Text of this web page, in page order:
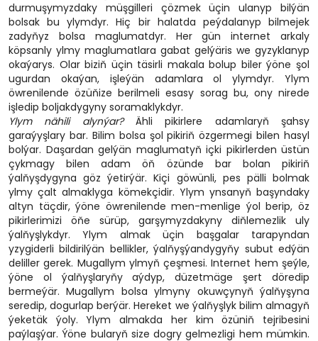
durmuşymyzdaky müşgilleri çözmek üçin ulanyp bilýän
bolsak bu ylymdyr. Hiç bir halatda peýdalanyp bilmejek
zadyňyz bolsa maglumatdyr. Her gün internet arkaly
köpsanly ylmy maglumatlara gabat gelýäris we gyzyklanyp
okaýarys. Olar biziň üçin täsirli makala bolup biler ýöne şol
ugurdan okaýan, işleýän adamlara ol ylymdyr. Ylym
öwrenilende özüňize berilmeli esasy sorag bu, ony nirede
işledip boljakdygyny soramaklykdyr.
Ylym nähili alynýar? Ähli pikirlere adamlaryň şahsy
garaýyşlary bar. Bilim bolsa şol pikiriň özgermegi bilen hasyl
bolýar. Daşardan gelýän maglumatyň içki pikirlerden üstün
çykmagy bilen adam öň özünde bar bolan pikiriň
ýalňyşdygyna göz ýetirýär. Kiçi göwünli, pes pälli bolmak
ylmy çalt almaklyga kömekçidir. Ylym ynsanyň başyndaky
altyn täçdir, ýöne öwrenilende men-menlige ýol berip, öz
pikirlerimizi öňe sürüp, garşymyzdakyny diňlemezlik uly
ýalňyşlykdyr. Ylym almak üçin başgalar tarapyndan
yzygiderli bildirilýän bellikler, ýalňyşýandygyňy subut edýän
deliller gerek. Mugallym ylmyň çeşmesi. Internet hem şeýle,
ýöne ol ýalňyşlaryňy aýdyp, düzetmäge şert döredip
bermeýär. Mugallym bolsa ylmyny okuwçynyň ýalňyşyna
seredip, dogurlap berýär. Hereket we ýalňyşlyk bilim almagyň
ýeketäk ýoly. Ylym almakda her kim özüniň tejribesini
paýlaşýar. Ýöne bularyň size dogry gelmezligi hem mümkin.